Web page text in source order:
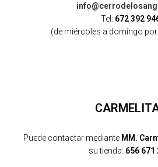
Tel: 672 392
(de miércoles a domingo
Puede contactar medianteMM.
su tienda: 656 671